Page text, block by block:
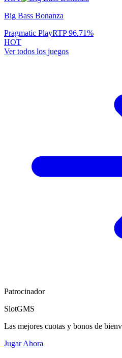
Big Bass Bonanza
Pragmatic PlayRTP96.71%
HOT
Ver todos los juegos
Patrocinador
SlotGMS
Las mejores cuotas y bonos de
Jugar Ahora